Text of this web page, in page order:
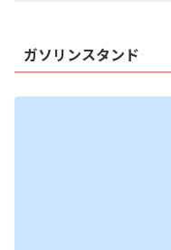
ガソリンスタンド